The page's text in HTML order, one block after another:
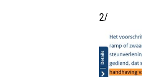
2/